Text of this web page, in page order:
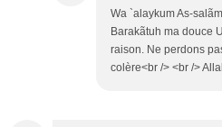
Wa `alaykum As-
Barakãtuh ma douce
raison. Ne perdons
colère<br /> <br />